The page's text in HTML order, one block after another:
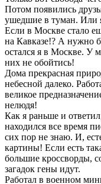
Потом появились
ушедшие в туман. Или
Если в Москве стало
на Кавказе!? А нужно
остался я в Москве. У
них не обойтись!
Дома прекрасная
небесной далеко.
великое
нелюдя!
Как я раньше и
находился все время
сих пор не знаю. И,
картины! Если есть
большие кроссворды,
загадок гены идут.
Работал в военном